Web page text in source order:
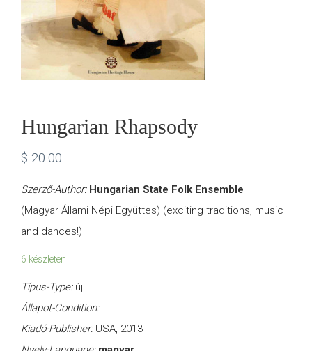
CONTACT
Hungarian Rhapsody
$ 20.00
Szerző-Author: Hungarian State Folk Ensemble
(Magyar Állami Népi Együttes) (exciting traditions, music
and dances!)
6 készleten
Típus-Type: új
Állapot-Condition:
Kiadó-Publisher: USA, 2013